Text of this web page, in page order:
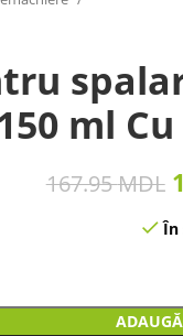
ml
167.95MDL
În